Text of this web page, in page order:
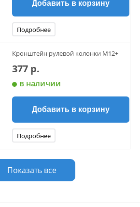
Добавить в корзину
Подробнее
Кронштейн рулевой колонки М12+
377 р.
в наличии
Добавить в корзину
Подробнее
Показать все